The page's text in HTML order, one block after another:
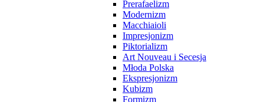
Prerafaelizm
Modernizm
Macchiaioli
Impresjonizm
Piktorializm
Art Nouveau i Secesja
Młoda Polska
Ekspresjonizm
Kubizm
Formizm